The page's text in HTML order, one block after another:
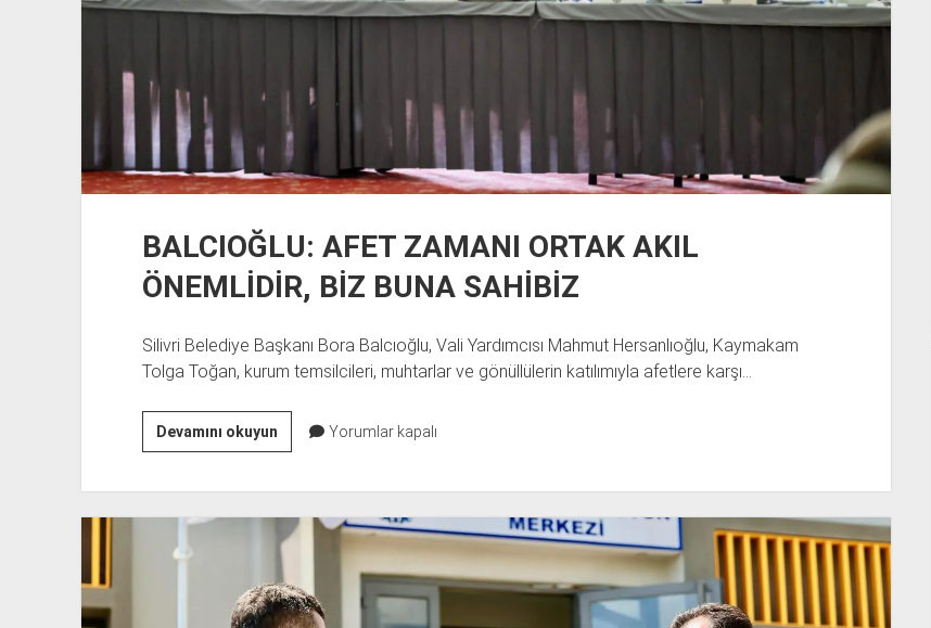
BALCIOĞLU: AFET ZAMANI ORTAK AKIL
ÖNEMLİDİR, BİZ BUNA SAHİBİZ
Silivri Belediye Başkanı Bora Balcıoğlu, Vali Yardımcısı Mahmut Hersanlıoğlu, Kaymakam
Tolga Toğan, kurum temsilcileri, muhtarlar ve gönüllülerin katılımıyla afetlere karşı…
Devamını okuyunBALCIOĞLU:
AFET
AKIL
ÖNEMLİDİR,
BİZ
BUNA
Yorumlar kapalı